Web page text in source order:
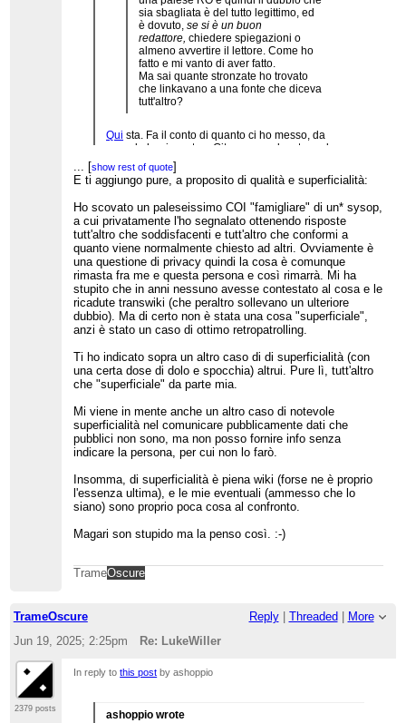
sia sbagliata è del tutto legittimo, ed
è dovuto, se si è un buon
redattore, chiedere spiegazioni o
almeno avvertire il lettore. Come ho
fatto e mi vanto di aver fatto.
Ma sai quante stronzate ho trovato
che linkavano a una fonte che diceva
tutt'altro?
Qui sta. Fa il conto di quanto ci ho messo, da
quando ho risposto a Gitz, a cercarlo e trovarlo,
tolto il tempo per digitare, fare il quote, la preview
ecc.
... [show rest of quote]
E ti aggiungo pure, a proposito di qualità e superficialità:
Ho scovato un paleseissimo COI "famigliare" di un* sysop,
a cui privatamente l'ho segnalato ottenendo risposte
tutt'altro che soddisfacenti e tutt'altro che conformi a
quanto viene normalmente chiesto ad altri. Ovviamente è
una questione di privacy quindi la cosa è comunque
rimasta fra me e questa persona e così rimarrà. Mi ha
stupito che in anni nessuno avesse contestato al cosa e le
ricadute transwiki (che peraltro sollevano un ulteriore
dubbio). Ma di certo non è stata una cosa "superficiale",
anzi è stato un caso di ottimo retropatrolling.
Ti ho indicato sopra un altro caso di di superficialità (con
una certa dose di dolo e spocchia) altrui. Pure lì, tutt'altro
che "superficiale" da parte mia.
Mi viene in mente anche un altro caso di notevole
superficialità nel comunicare pubblicamente dati che
pubblici non sono, ma non posso fornire info senza
indicare la persona, per cui non lo farò.
Insomma, di superficialità è piena wiki (forse ne è proprio
l'essenza ultima), e le mie eventuali (ammesso che lo
siano) sono proprio poca cosa al confronto.
Magari son stupido ma la penso così. :-)
TrameOscure
TrameOscure Reply| Threaded
More
Jun 19, 2025; 2:25pm
Re: LukeWiller
2379 posts
In reply tothis post by ashoppio
ashoppio wrote